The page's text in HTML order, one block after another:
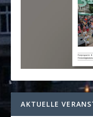
AKTUELLE